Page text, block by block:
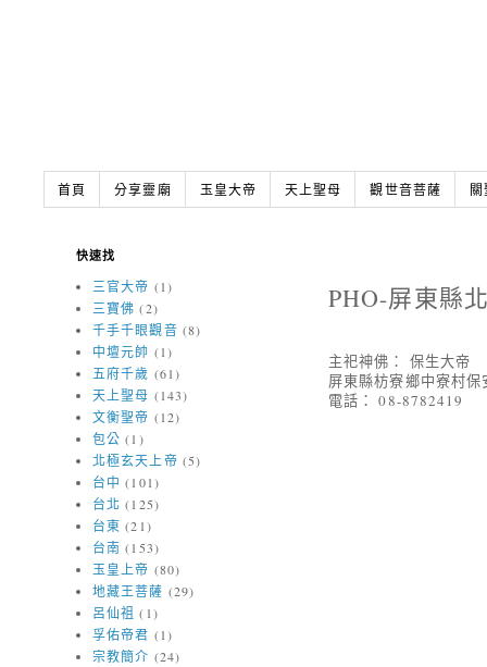
首頁 分享靈廟 玉皇大帝 天上聖母 觀世音菩薩
PHO-屏東縣
主祀神佛： 保生大帝
屏東縣枋寮鄉中寮村
電話： 08-8782419
快速找
三官大帝 (1)
三寶佛 (2)
千手千眼觀音 (8)
中壇元帥 (1)
五府千歲 (61)
天上聖母 (143)
文衡聖帝 (12)
包公 (1)
北極玄天上帝 (5)
台中 (101)
台北 (125)
台東 (21)
台南 (153)
玉皇上帝 (80)
地藏王菩薩 (29)
呂仙祖 (1)
孚佑帝君 (1)
宗教簡介 (24)